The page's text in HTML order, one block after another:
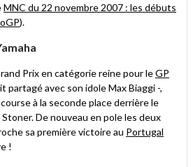
MNC du 22 novembre 2007 : les débuts
).
Prix en catégorie reine pour leGP
partagé avec son idole Max Biaggi -,
à la seconde place derrière le
De nouveau en pole les deux
sa première victoire au Portugal
!